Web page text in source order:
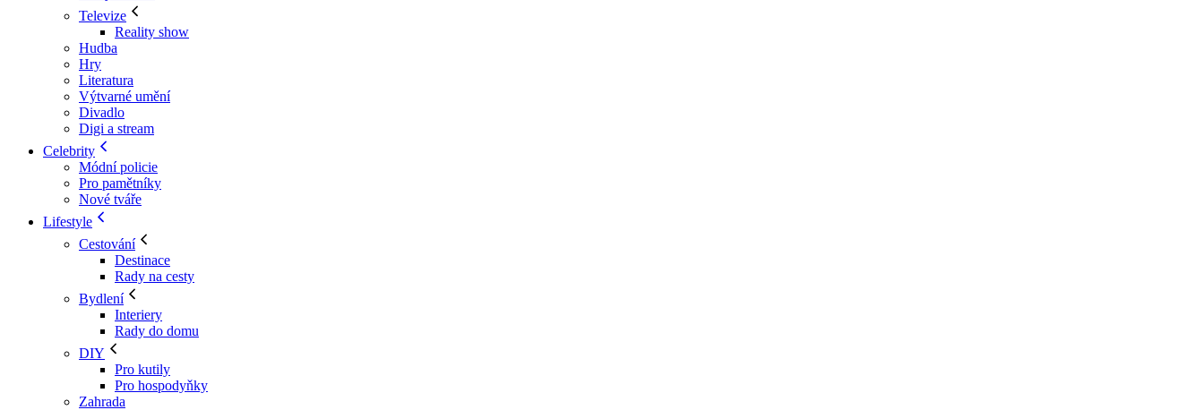
Televize
Reality show
Hudba
Hry
Literatura
Výtvarné umění
Divadlo
Digi a stream
Celebrity
Módní policie
Pro pamětníky
Nové tváře
Lifestyle
Cestování
Destinace
Rady na cesty
Bydlení
Interiery
Rady do domu
DIY
Pro kutily
Pro hospodyňky
Zahrada